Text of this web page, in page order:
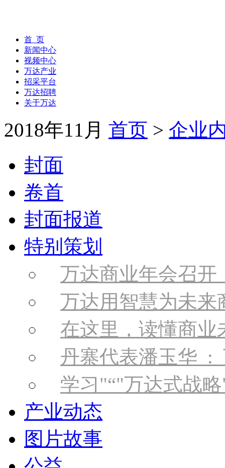
首 页
新闻中心
视频中心
万达产业
招采平台
万达招聘
关于万达
2018年11月 首页 > 企业
封面
卷首
封面报道
特别策划
万达商业年会召
万达用智慧为未来
在这里，读懂商业
丹寨代表潘玉华 :
学习 “ 万达式战略
产业动态
图片故事